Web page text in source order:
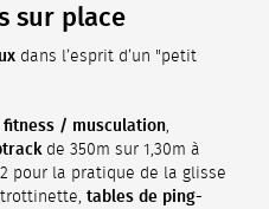
sur place
dans l’esprit d’un "petit
/ musculation,
de 350m sur 1,30m à
pour la pratique de la glisse
trottinette, tables de ping-